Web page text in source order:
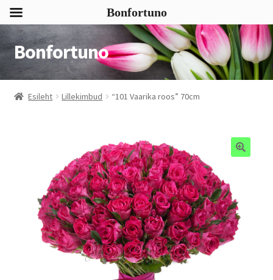
Liigu
navigeerimisele
Liigu
sisu
juurde
Bonfortuno
Esileht Lillekimbud “101 Vaarika roos” 70cm
Bonfortuno